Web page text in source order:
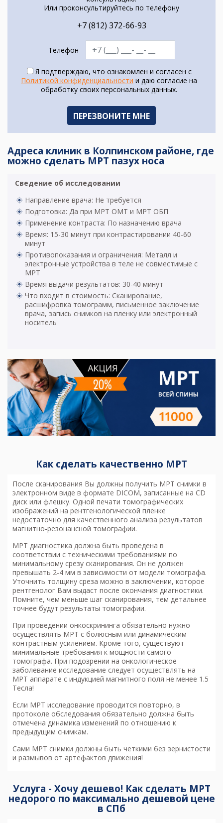
Или проконсультируйтесь по телефону
+7 (812) 372-66-93
Телефон
Я подтверждаю, что ознакомлен и согласен с
Политикой конфиденциальности и даю согласие на
обработку своих персональных данных.
Адреса клиник в Колпинском районе, где
можно сделать МРТ пазух носа
Сведение об исследовании
Направление врача: Не требуется
Подготовка: Да при МРТ ОМТ и МРТ ОБП
Применение контраста: По назначению врача
Время: 15-30 минут при контрастировании 40-60
минут
Противопоказания и ограничения: Металл и
электронные устройства в теле не совместимые с
МРТ
Время выдачи результатов: 30-40 минут
Что входит в стоимость: Сканирование,
расшифровка томограмм, письменное заключение
врача, запись снимков на пленку или электронный
носитель
Как сделать качественно МРТ
После сканирования Вы должны получить МРТ снимки в
электронном виде в формате DICOM, записанные на CD
диск или флешку. Одной печати томографических
изображений на рентгенологической пленке
недостаточно для качественного анализа результатов
магнитно-резонансной томографии.
МРТ диагностика должна быть проведена в
соответствии с техническими требованиями по
минимальному срезу сканирования. Он не должен
превышать 2-4 мм в зависимости от модели томографа.
Уточнить толщину среза можно в заключении, которое
рентгенолог Вам выдаст после окончания диагностики.
Помните, чем меньше шаг сканирования, тем детальнее
точнее будут результаты томографии.
При проведении онкоскрининга обязательно нужно
осуществлять МРТ с болюсным или динамическим
контрастным усилением. Кроме того, существуют
минимальные требования к мощности самого
томографа. При подозрении на онкологическое
заболевание исследование следует осуществлять на
МРТ аппарате с индукцией магнитного поля не менее 1.5
Тесла!
Если МРТ исследование проводится повторно, в
протоколе обследования обязательно должна быть
отмечена динамика изменений по отношению к
предыдущим снимкам.
Сами МРТ снимки должны быть четкими без зернистости
и размывов от артефактов движения!
Услуга - Хочу дешево! Как сделать МРТ
недорого по максимально дешевой цене
в СПб